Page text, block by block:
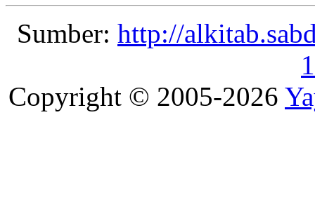
Sumber: http://
Copyright © 2005-2026